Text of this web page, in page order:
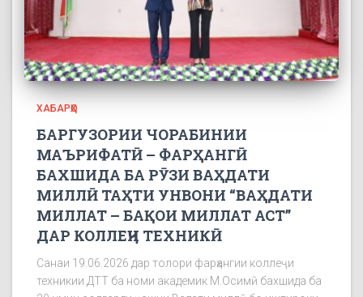
ХАБАРҲО
БАРГУЗОРИИ ЧОРАБИНИИ
МАЪРИФАТӢ – ФАРҲАНГӢ
БАХШИДА БА РӮЗИ ВАҲДАТИ
МИЛЛӢ ТАҲТИ УНВОНИ “ВАҲДАТИ
МИЛЛАТ – БАҚОИ МИЛЛАТ АСТ”
ДАР КОЛЛЕҶИ ТЕХНИКӢ
Санаи 19.06.2026 дар толори фарҳангии коллеҷи
техникии ДТТ ба номи академик М.Осимӣ бахшида ба